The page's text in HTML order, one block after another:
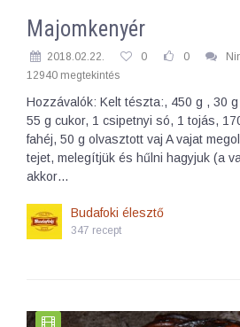
Majomkenyér
2018.02.22. 0 0
12940 megtekintés
Hozzávalók: Kelt tészta:, 450 g , 30
55 g cukor, 1 csipetnyi só, 1 tojás,
fahéj, 50 g olvasztott vaj A vajat
tejet, melegítjük és hűlni hagyjuk (a
akkor…
Budafoki élesztő
347 recept